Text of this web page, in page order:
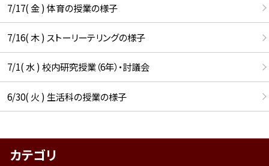
7/17( 金 ) 体育の授業の様子
7/16( 木 ) ストーリーテリングの様子
7/1( 水 ) 校内研究授業（6年）・討議会
6/30( 火 ) 生活科の授業の様子
カテゴリ